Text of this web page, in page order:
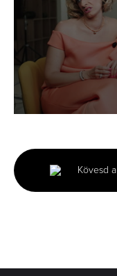
minutes,
8
seconds
Kövesd a